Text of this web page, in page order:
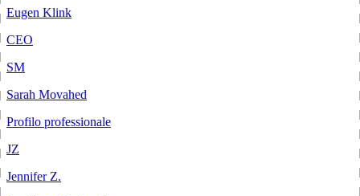
Eugen Klink
CEO
SM
Sarah Movahed
Profilo professionale
JZ
Jennifer Z.